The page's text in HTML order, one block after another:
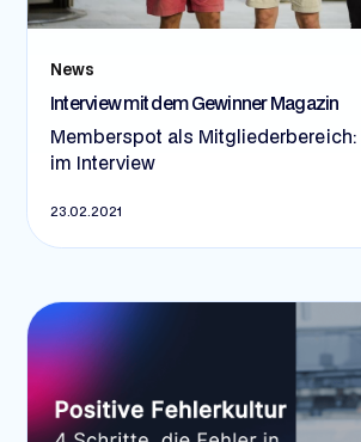
News
Interview mit dem Gewinner Magazin
Memberspot als Mitgliederbereich:
im Interview
23.02.2021